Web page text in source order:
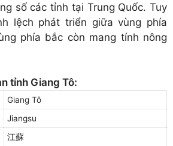
số các tỉnh tại Trung Quốc. Tuy
lệch phát triển giữa vùng phía
phía bắc còn mang tính nông
tỉnh Giang Tô:
Giang Tô
Jiangsu
江蘇